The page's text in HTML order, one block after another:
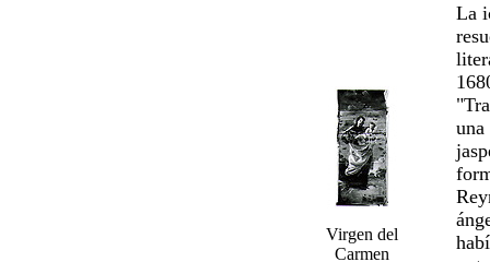
La
una
Virgen del
Carmen